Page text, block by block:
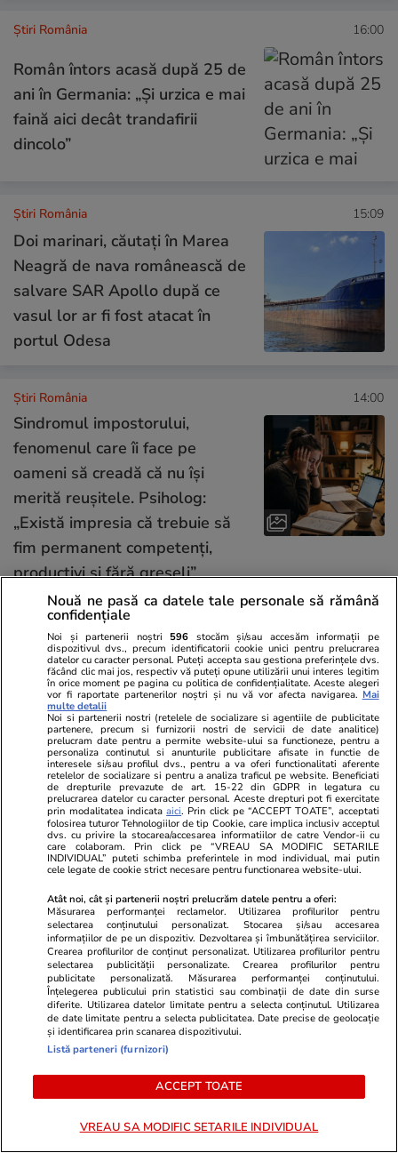
Știri România 16:00
Român întors acasă după 25 de
ani în Germania: „Și urzica e mai
faină aici decât trandafirii
dincolo”
Știri România 15:09
Doi marinari, căutați în Marea
Neagră de nava românească de
salvare SAR Apollo după ce
vasul lor ar fi fost atacat în
portul Odesa
Știri România 14:00
Sindromul impostorului,
fenomenul care îi face pe
oameni să creadă că nu își
merită reușitele. Psiholog:
„Există impresia că trebuie să
fim permanent competenți,
productivi și fără greșeli”
Inteligența artificială va
remodela economia mondială și
politica monetară
24 iul.
România fricii: Cum am ajuns să
trăim din spaimă în spaimă
23 iul.
Țoiu, arestează-mă dacă
altceva n-ai de făcut!
Nouă ne pasă ca datele tale personale să rămână
confidențiale
Noi și partenerii noștri 596 stocăm și/sau accesăm informații pe
dispozitivul dvs., precum identificatorii cookie unici pentru prelucrarea
datelor cu caracter personal. Puteți accepta sau gestiona preferințele dvs.
făcând clic mai jos, respectiv vă puteți opune utilizării unui interes legitim
în orice moment pe pagina cu politica de confidențialitate. Aceste alegeri
vor fi raportate partenerilor noștri și nu vă vor afecta navigarea. Mai
multe detalii
Noi si partenerii nostri (retelele de socializare si agentiile de publicitate
partenere, precum si furnizorii nostri de servicii de date analitice)
prelucram date pentru a permite website-ului sa functioneze, pentru a
personaliza continutul si anunturile publicitare afisate in functie de
interesele si/sau profilul dvs., pentru a va oferi functionalitati aferente
retelelor de socializare si pentru a analiza traficul pe website. Beneficiati
de drepturile prevazute de art. 15-22 din GDPR in legatura cu
prelucrarea datelor cu caracter personal. Aceste drepturi pot fi exercitate
prin modalitatea indicataaici. Prin click pe “ACCEPT TOATE”, acceptati
folosirea tuturor Tehnologiilor de tip Cookie, care implica inclusiv acceptul
dvs. cu privire la stocarea/accesarea informatiilor de catre Vendor-ii cu
care colaboram. Prin click pe “VREAU SA MODIFIC SETARILE
INDIVIDUAL” puteti schimba preferintele in mod individual, mai putin
cele legate de cookie strict necesare pentru functionarea website-ului.
Atât noi, cât și partenerii noștri prelucrăm datele pentru a oferi:
Măsurarea performanței reclamelor. Utilizarea profilurilor pentru
selectarea conținutului personalizat. Stocarea și/sau accesarea
informațiilor de pe un dispozitiv. Dezvoltarea și îmbunătățirea serviciilor.
Crearea profilurilor de conținut personalizat. Utilizarea profilurilor pentru
selectarea publicității personalizate. Crearea profilurilor pentru
publicitate personalizată. Măsurarea performanței conținutului.
Înțelegerea publicului prin statistici sau combinații de date din surse
diferite. Utilizarea datelor limitate pentru a selecta conținutul. Utilizarea
de date limitate pentru a selecta publicitatea. Date precise de geolocație
și identificarea prin scanarea dispozitivului.
Listă parteneri (furnizori)
ACCEPT TOATE
VREAU SA MODIFIC SETARILE INDIVIDUAL